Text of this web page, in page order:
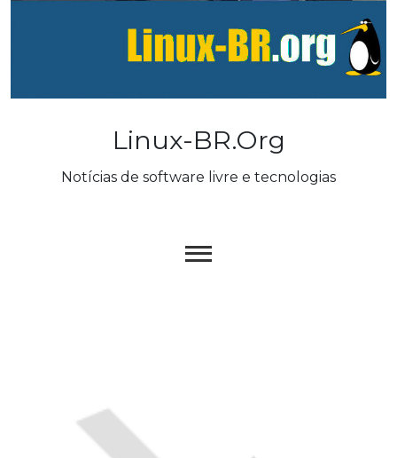
Linux-BR.org
Notícias de software livre e tecnologias